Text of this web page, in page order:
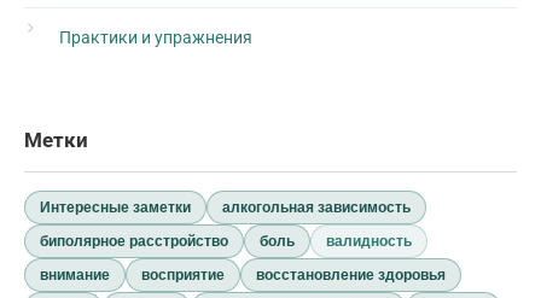
Практики и упражнения
Метки
Интересные заметки
алкогольная зависимость
биполярное расстройство
боль
валидность
внимание
восприятие
восстановление здоровья